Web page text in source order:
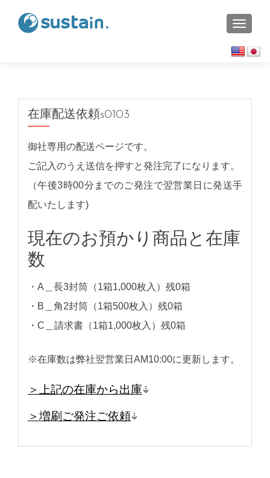
在庫配送依頼s0103
御社専用の配送ページです。
ご記入のうえ送信を押すと発注完了になります。
（午後3時00分までのご発注で翌営業日に発送手
配いたします)
現在のお預かり商品と在庫
数
・A＿長3封筒（1箱1,000枚入）残0箱
・B＿角2封筒（1箱500枚入）残0箱
・C＿請求書（1箱1,000枚入）残0箱
※在庫数は弊社翌営業日AM10:00に更新します。
＞上記の在庫から出庫
＞増刷ご発注ご依頼